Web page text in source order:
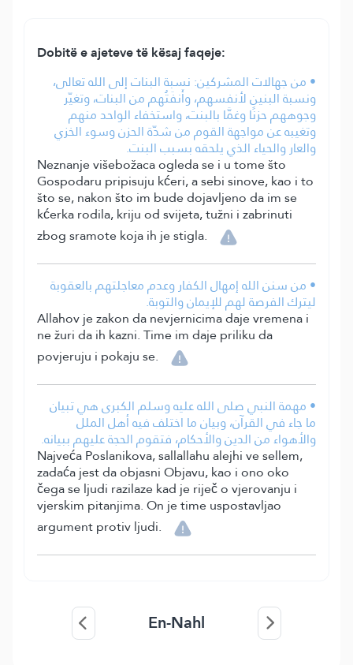
Dobitë e ajeteve të kësaj faqeje:
• من جهالات المشركين: نسبة البنات إلى الله تعالى،
ونسبة البنين لأنفسهم، وأَنفَتُهم من البنات، وتغيّر
وجوههم حزنًا وغمَّا بالبنت، واستخفاء الواحد منهم
وتغيبه عن مواجهة القوم من شدّة الحزن وسوء الخزي
والعار والحياء الذي يلحقه بسبب البنت.
Neznanje višebožaca ogleda se i u tome što
Gospodaru pripisuju kćeri, a sebi sinove, kao i to
što se, nakon što im bude dojavljeno da im se
kćerka rodila, kriju od svijeta, tužni i zabrinuti
zbog sramote koja ih je stigla.
• من سنن الله إمهال الكفار وعدم معاجلتهم بالعقوبة
ليترك الفرصة لهم للإيمان والتوبة.
Allahov je zakon da nevjernicima daje vremena i
ne žuri da ih kazni. Time im daje priliku da
povjeruju i pokaju se.
• مهمة النبي صلى الله عليه وسلم الكبرى هي تبيان
ما جاء في القرآن، وبيان ما اختلف فيه أهل الملل
والأهواء من الدين والأحكام، فتقوم الحجة عليهم ببيانه.
Najveća Poslanikova, sallallahu alejhi ve sellem,
zadaća jest da objasni Objavu, kao i ono oko
čega se ljudi razilaze kad je riječ o vjerovanju i
vjerskim pitanjima. On je time uspostavljao
argument protiv ljudi.
En-Nahl